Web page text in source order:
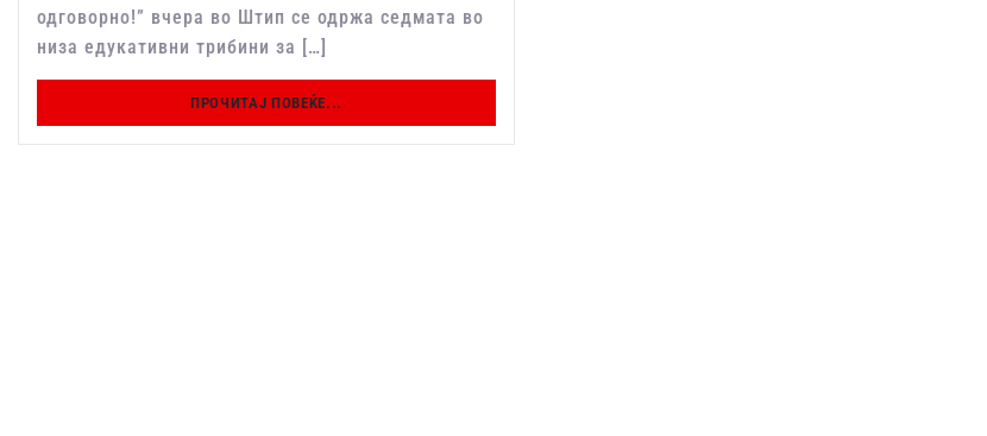
одговорно!” вчера во Штип се одржа седмата во
низа едукативни трибини за […]
ПРОЧИТАЈ ПОВЕЌЕ...